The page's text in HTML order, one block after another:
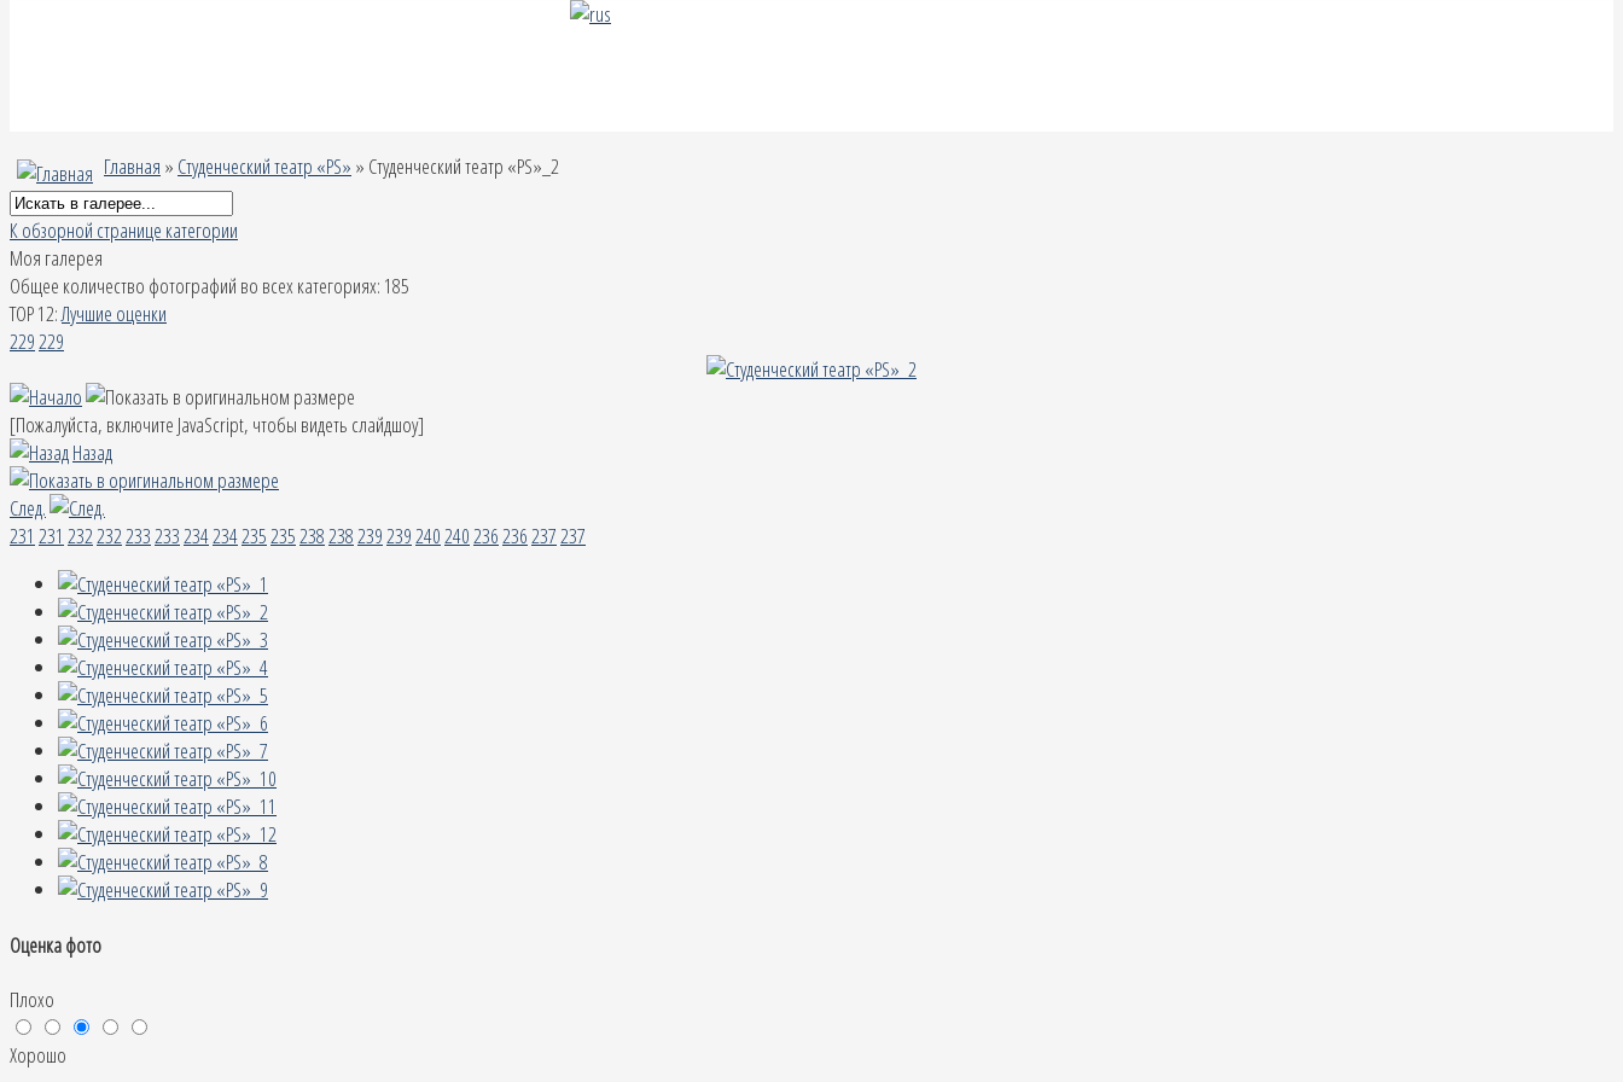
Главная » Студенческий театр «PS» » Студенческий театр «PS»_2
К обзорной странице категории
Моя галерея
Общее количество фотографий во всех категориях: 185
TOP 12:Лучшие оценки
229229
[Пожалуйста, включите JavaScript, чтобы видеть слайдшоу]
Назад
След.
231 231 232232233233234234235235238238239239240240236236237237
Оценка фото
Плохо
Хорошо